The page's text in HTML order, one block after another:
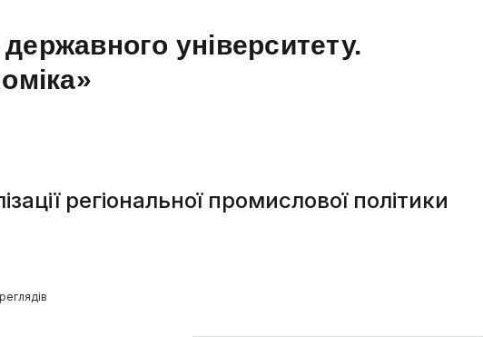
університету.
регіональної промислової політики